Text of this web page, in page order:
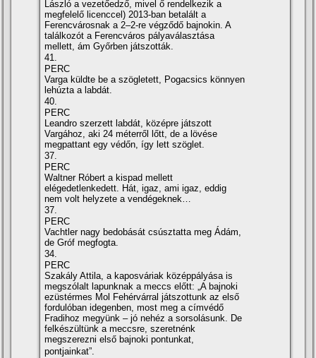
László a vezetőedző, mivel ő rendelkezik a
megfelelő licenccel) 2013-ban betalált a
Ferencvárosnak a 2–2-re végződő bajnokin. A
találkozót a Ferencváros pályaválasztása
mellett, ám Győrben játszották.
41.
PERC
Varga küldte be a szögletett, Pogacsics könnyen
lehúzta a labdát.
40.
PERC
Leandro szerzett labdát, középre játszott
Vargához, aki 24 méterről lőtt, de a lövése
megpattant egy védőn, í­gy lett szöglet.
37.
PERC
Waltner Róbert a kispad mellett
elégedetlenkedett. Hát, igaz, ami igaz, eddig
nem volt helyzete a vendégeknek…
37.
PERC
Vachtler nagy bedobását csúsztatta meg Ádám,
de Gróf megfogta.
34.
PERC
Szakály Attila, a kaposváriak középpályása is
megszólalt lapunknak a meccs előtt: „A bajnoki
ezüstérmes Mol Fehérvárral játszottunk az első
fordulóban idegenben, most meg a cí­mvédő
Fradihoz megyünk – jó nehéz a sorsolásunk. De
felkészültünk a meccsre, szeretnénk
megszerezni első bajnoki pontunkat,
pontjainkat”.